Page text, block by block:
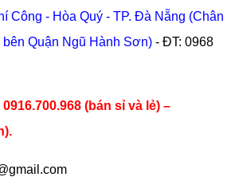
Công - Hòa Quý - TP. Đà Nẵng (Chân
Quận Ngũ Hành Sơn) - ĐT: 0968
0916.700.968 (bán sỉ và lẻ) –